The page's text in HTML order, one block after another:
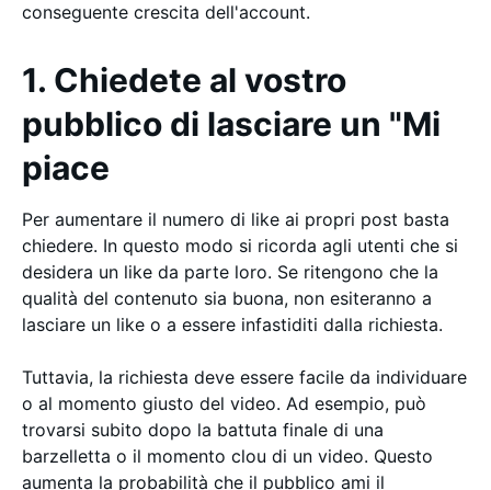
conseguente crescita dell'account.
1. Chiedete al vostro
pubblico di lasciare un "Mi
piace
Per aumentare il numero di like ai propri post basta
chiedere. In questo modo si ricorda agli utenti che si
desidera un like da parte loro. Se ritengono che la
qualità del contenuto sia buona, non esiteranno a
lasciare un like o a essere infastiditi dalla richiesta.
Tuttavia, la richiesta deve essere facile da individuare
o al momento giusto del video. Ad esempio, può
trovarsi subito dopo la battuta finale di una
barzelletta o il momento clou di un video. Questo
aumenta la probabilità che il pubblico ami il